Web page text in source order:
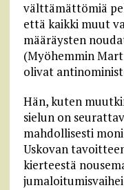
välttämättömiä
että kaikki muut
määräysten
(Myöhemmin
olivat
Hän, kuten
sielun on
mahdollisesti
Uskovan
kierteestä